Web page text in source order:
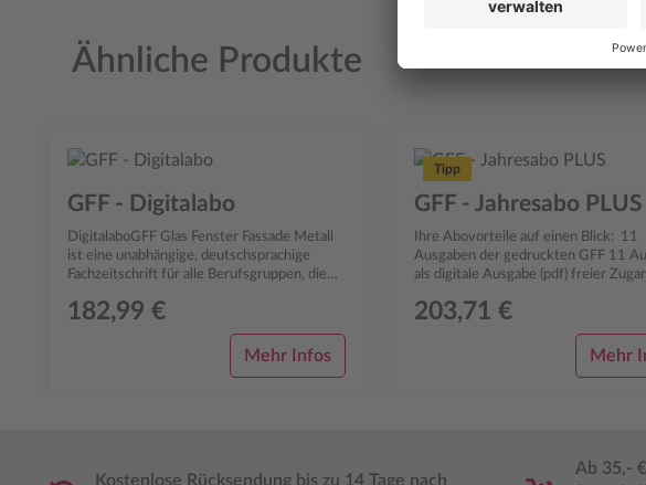
Ähnliche Produkte
GFF - Digitalabo
DigitalaboGFF Glas Fenster Fassade Metall
ist eine unabhängige, deutschsprachige
Fachzeitschrift für alle Berufsgruppen, die
182,99 €
Mehr Infos
Tipp
GFF - Jahresabo PLUS
Ihre Abovorteile auf einen Blick: 11
Ausgaben der gedruckten GFF 11 Ausgaben
als digitale Ausgabe (pdf) freier
203,71 €
Mehr
Kostenlose Rücksendung bis zu 14 Tage nach
Ab 35,-